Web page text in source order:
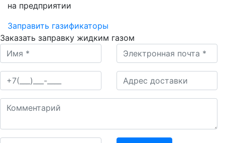
на предприятии
Заправить газификаторы
Заказать заправку жидким газом